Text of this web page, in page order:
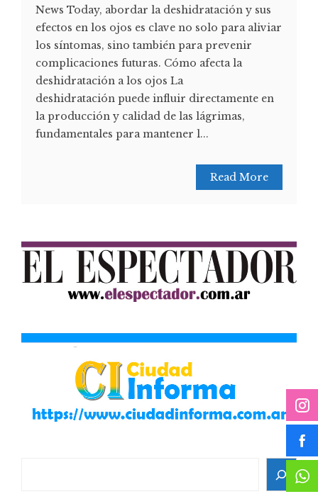
News Today, abordar la deshidratación y sus
efectos en los ojos es clave no solo para aliviar
los síntomas, sino también para prevenir
complicaciones futuras. Cómo afecta la
deshidratación a los ojos La
deshidratación puede influir directamente en
la producción y calidad de las lágrimas,
fundamentales para mantener l...
Read More